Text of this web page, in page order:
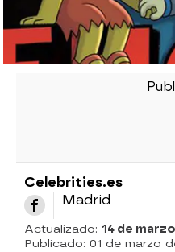
Celebrities.es
Madrid
Actualizado: 14 de
Publicado: 01 de marzo